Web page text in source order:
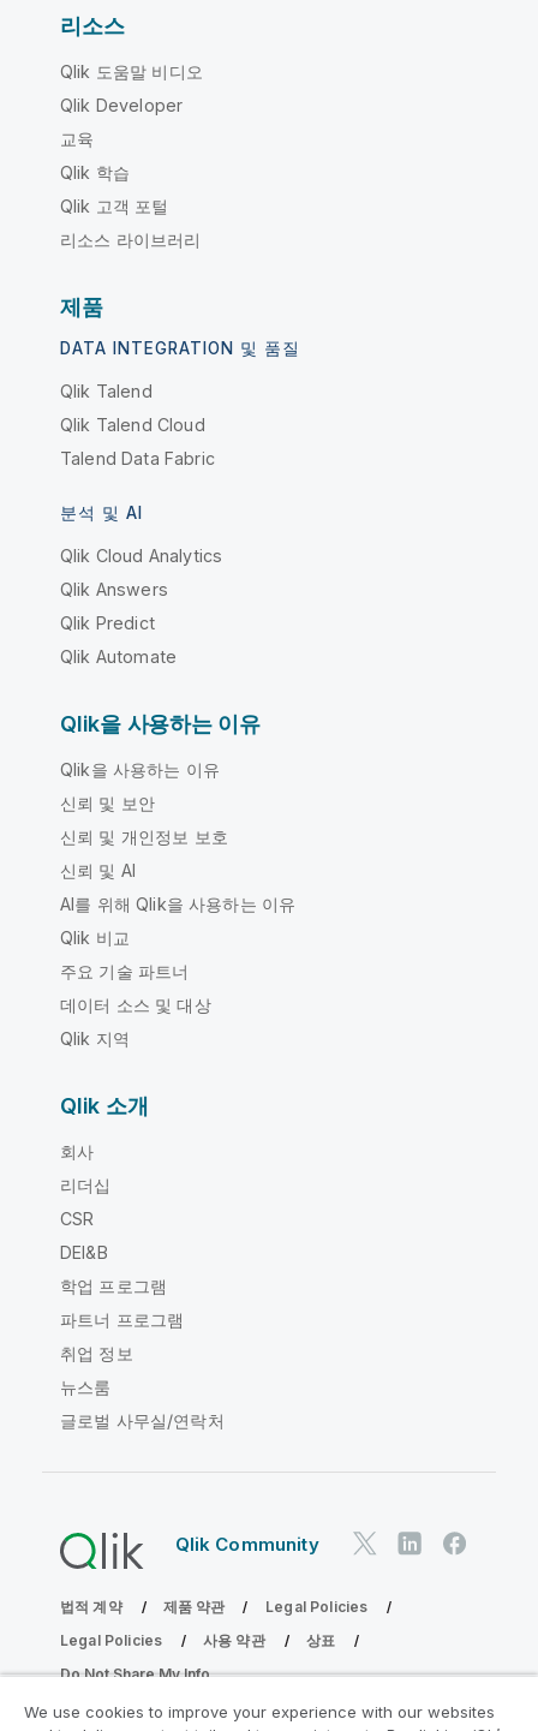
리소스
Qlik 도움말 비디오
Qlik Developer
교육
Qlik 학습
Qlik 고객 포털
리소스 라이브러리
제품
DATA INTEGRATION 및 품질
Qlik Talend
Qlik Talend Cloud
Talend Data Fabric
분석 및 AI
Qlik Cloud Analytics
Qlik Answers
Qlik Predict
Qlik Automate
Qlik을 사용하는 이유
Qlik을 사용하는 이유
신뢰 및 보안
신뢰 및 개인정보 보호
신뢰 및 AI
AI를 위해 Qlik을 사용하는 이유
Qlik 비교
주요 기술 파트너
데이터 소스 및 대상
Qlik 지역
Qlik 소개
회사
리더십
CSR
DEI&B
학업 프로그램
파트너 프로그램
취업 정보
뉴스룸
글로벌 사무실/연락처
Qlik Community
법적 계약 제품 약관
Legal Policies
Legal Policies
사용 약관
상표
Do Not Share My Info
Copyright © 1993-2026 QlikTech International AB. 무단 전재
및 복제를 금합니다.
We use cookies to improve your experience with our websites